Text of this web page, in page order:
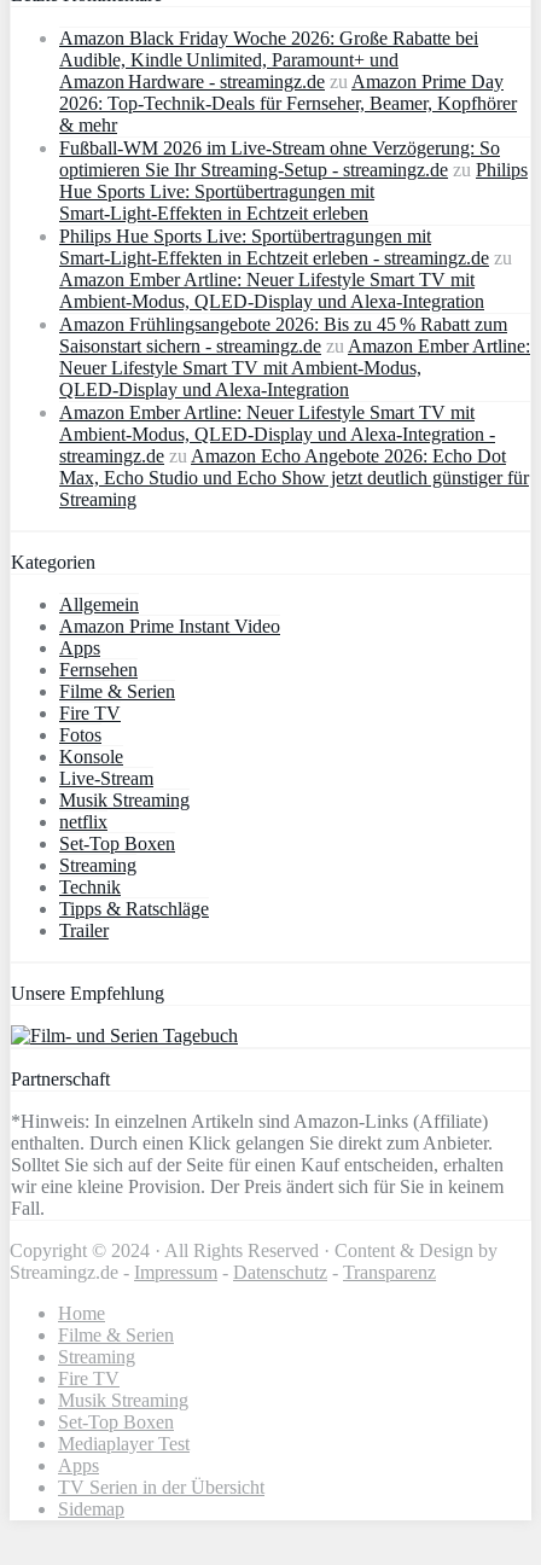
Amazon Black Friday Woche 2026: Große Rabatte bei
Audible, Kindle Unlimited, Paramount+ und
Amazon Hardware - streamingz.de zu Amazon Prime Day
2026: Top-Technik-Deals für Fernseher, Beamer, Kopfhörer
& mehr
Fußball-WM 2026 im Live-Stream ohne Verzögerung: So
optimieren Sie Ihr Streaming-Setup - streamingz.de zu Philips
Hue Sports Live: Sportübertragungen mit
Smart‑Light‑Effekten in Echtzeit erleben
Philips Hue Sports Live: Sportübertragungen mit
Smart‑Light‑Effekten in Echtzeit erleben - streamingz.de zu
Amazon Ember Artline: Neuer Lifestyle Smart TV mit
Ambient‑Modus, QLED‑Display und Alexa‑Integration
Amazon Frühlingsangebote 2026: Bis zu 45 % Rabatt zum
Saisonstart sichern - streamingz.de zu Amazon Ember Artline:
Neuer Lifestyle Smart TV mit Ambient‑Modus,
QLED‑Display und Alexa‑Integration
Amazon Ember Artline: Neuer Lifestyle Smart TV mit
Ambient‑Modus, QLED‑Display und Alexa‑Integration -
streamingz.de zu Amazon Echo Angebote 2026: Echo Dot
Max, Echo Studio und Echo Show jetzt deutlich günstiger für
Streaming
Kategorien
Allgemein
Amazon Prime Instant Video
Apps
Fernsehen
Filme & Serien
Fire TV
Fotos
Konsole
Live-Stream
Musik Streaming
netflix
Set-Top Boxen
Streaming
Technik
Tipps & Ratschläge
Trailer
Unsere Empfehlung
Partnerschaft
*Hinweis: In einzelnen Artikeln sind Amazon-Links (Affiliate)
enthalten. Durch einen Klick gelangen Sie direkt zum Anbieter.
Solltet Sie sich auf der Seite für einen Kauf entscheiden, erhalten
wir eine kleine Provision. Der Preis ändert sich für Sie in keinem
Fall.
Copyright © 2024 · All Rights Reserved · Content & Design by
Streamingz.de - Impressum - Datenschutz - Transparenz
Home
Filme & Serien
Streaming
Fire TV
Musik Streaming
Set-Top Boxen
Mediaplayer Test
Apps
TV Serien in der Übersicht
Sidemap